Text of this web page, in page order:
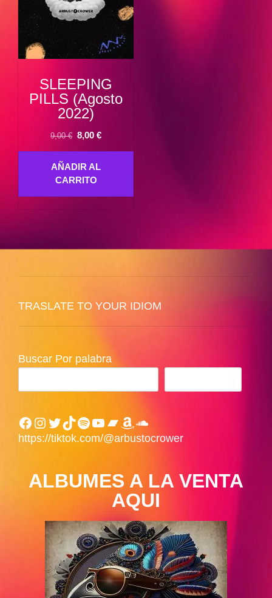
SLEEPING
PILLS (Agosto
2022)
9,00€ El
original
era:
8,00€El
AÑADIR AL
CARRITO
TRASLATE TO YOUR IDIOM
Buscar Por palabra
Facebook
Instagram
Twitter
TikTok
Spotify
YouTube
Bandcamp
Amazon
SoundCloud
https://tiktok.com/@arbustocrower
ALBUMES A LA VENTA
AQUI